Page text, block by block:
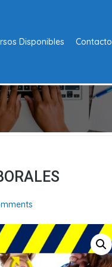
Disponibles Contacto